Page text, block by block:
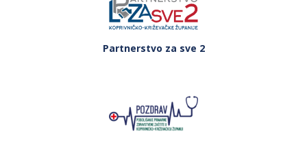
Partnerstvo za sve 2